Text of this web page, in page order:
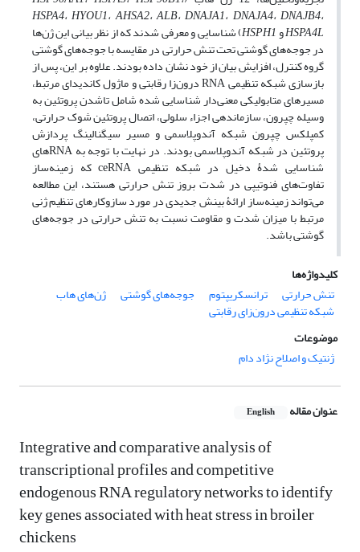
HSPA4، HYOU1، AHSA2، ALB، DNAJA1، DNAJA4، DNAJB4،
HSPA4LوHSPH1) شناسایی و معرفی شدند که از نظر بیانی این ژن‌ها
در جوجه‌های گوشتی تحت تنش حرارتی در مقایسه با جوجه‌های گوشتی
گروه کنترل، افزایش بیان از خود نشان داده بودند. علاوه بر این، پس از
بازسازی شبکه تنظیمی RNA درون‌زا رقابتی و ماژول کاندیدای مرتبط،
مسیرهای متابولیکی معنی‌دار شناسایی شده شامل تاشدن پروتئین به
‌وسیله چپرون، سازماندهی اجزاء سلولی، اتصال پروتئین شوک حرارتی،
کمپلکس چپرون شبکه آندوپلاسمی و مسیر سیگنالینگ پردازش
پروتئین در شبکه آندوپلاسمی بودند. در نهایت با توجه به RNAهای
شناسایی شدۀ دخیل در شبکه تنظیمی ceRNA که زمینه‌ساز
تفاوت‌های فنوتیپی در شدت بروز تنش حرارتی هستند، این مطالعه
می‌تواند زمینه‌ساز ارائۀ بینش جدیدی در مورد سازوکارهای تنظیم ژنی
مرتبط با میزان شدت و مقاومت نسبت به تنش حرارتی در جوجه‌های
گوشتی باشد.
کلیدواژه‌ها
تنش حرارتی
ترانسکریپتوم جوجه‌های گوشتی ژن‌های هاب
شبکه تنظیمی درون‌زای رقابتی
موضوعات
ژنتیک و اصلاح نژاد دام
عنوان مقاله English
Integrative and comparative analysis of
transcriptional profiles and competitive
endogenous RNA regulatory networks to identify
key genes associated with heat stress in broiler
chickens